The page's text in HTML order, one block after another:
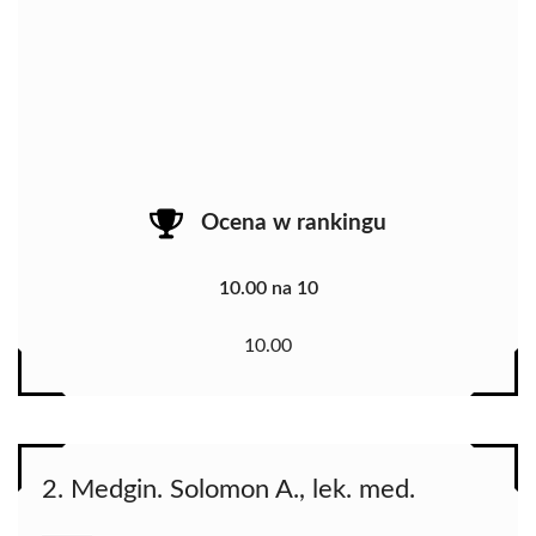
Ocena w rankingu
10.00 na 10
10.00
2. Medgin. Solomon A., lek. med.